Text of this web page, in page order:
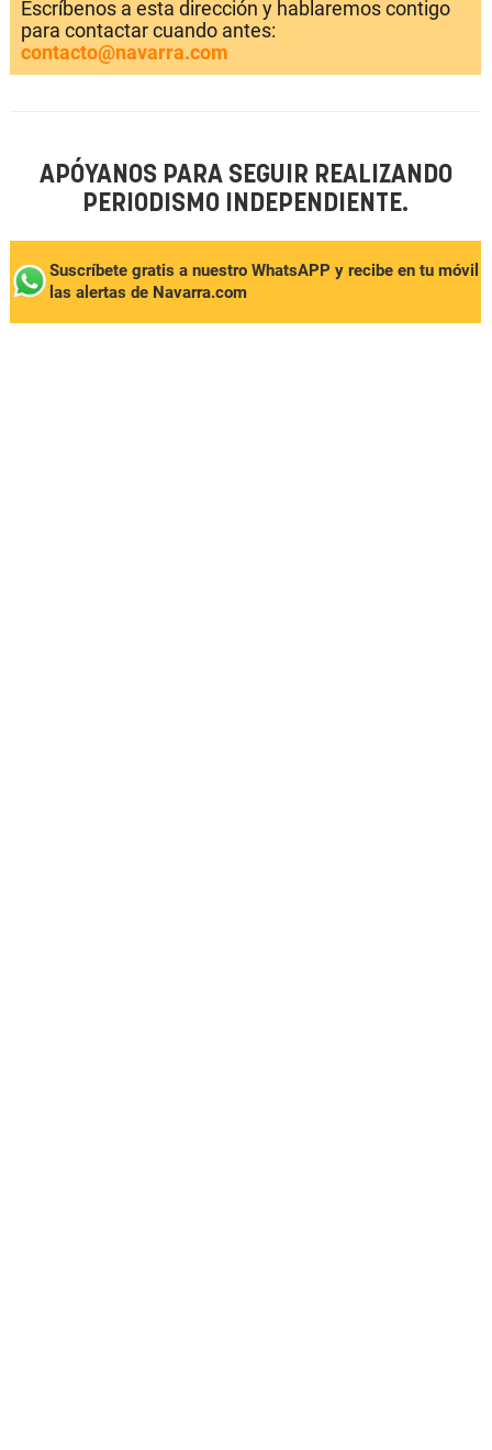
Escríbenos a esta dirección y hablaremos contigo
para contactar cuando antes:
contacto@navarra.com
APÓYANOS PARA SEGUIR REALIZANDO
PERIODISMO INDEPENDIENTE.
Suscríbete gratis a nuestro WhatsAPP y recibe en tu móvil
las alertas de Navarra.com